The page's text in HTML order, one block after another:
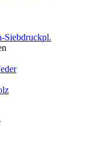
Siebdruckpl.